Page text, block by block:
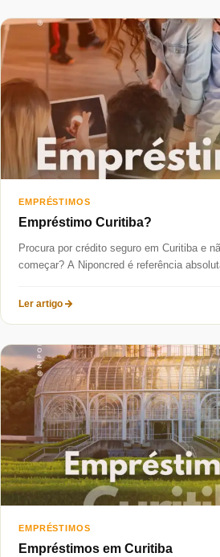
Com Garantia
Taxas mais baixas
Sobre
Blog
Fale Conosco
EMPRÉSTIMOS
Empréstimo Curitiba?
Procura por crédito seguro em Curitiba e
começar? A Niponcred é referência
Ler artigo
EMPRÉSTIMOS
Empréstimos em Curitiba